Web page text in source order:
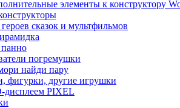
элементы к конструктору
сказок и мультфильмов
погремушки
найди пару
фигурки, другие игрушки
дисплеем PIXEL